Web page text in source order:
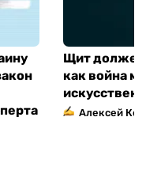
Щит должен
как война
Алексей